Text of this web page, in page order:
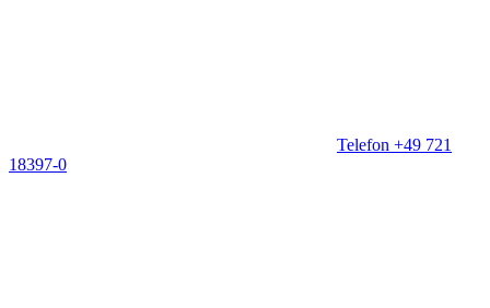
Telefon +49 721
18397-0